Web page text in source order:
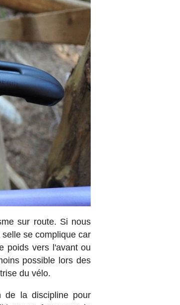
sur route. Si nous
se complique car
poids vers l'avant ou
possible lors des
du vélo.
de la discipline pour